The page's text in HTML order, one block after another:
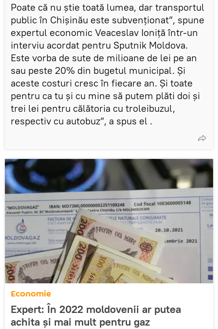
Poate că nu știe toată lumea, dar transportul
public în Chișinău este subvenționat”, spune
expertul economic Veaceslav Ioniță într-un
interviu acordat pentru Sputnik Moldova.
Este vorba de sute de milioane de lei pe an
sau peste 20% din bugetul municipal. Și
aceste costuri cresc în fiecare an. Și toate
pentru ca tu și cu mine să putem plăti doi și
trei lei pentru călătoria cu troleibuzul,
respectiv cu autobuz”, a spus el .
Economie
Expert: În 2022 moldovenii ar putea
achita și mai mult pentru gaz